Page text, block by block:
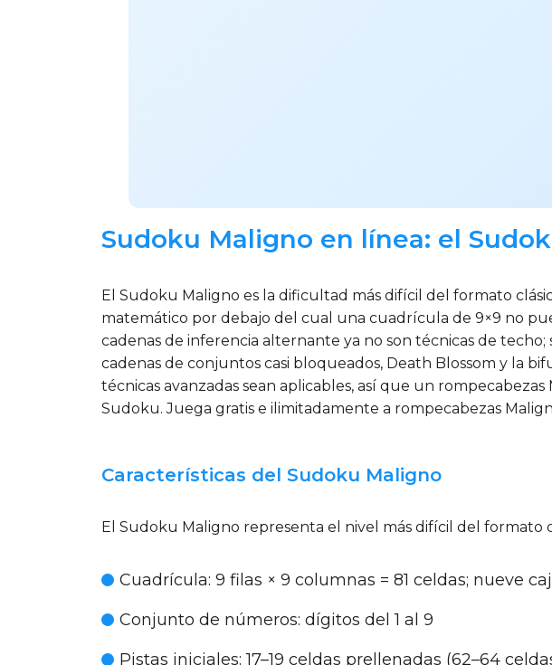
Sudoku Maligno en línea: el
El Sudoku Maligno es la dificultad más difícil del formato
matemático por debajo del cual una cuadrícula de 9×9 no
cadenas de inferencia alternante ya no son técnicas de
cadenas de conjuntos casi bloqueados, Death Blossom y la
técnicas avanzadas sean aplicables, así que un
Sudoku. Juega gratis e ilimitadamente a rompecabezas
Características del Sudoku Maligno
El Sudoku Maligno representa el nivel más difícil del
Cuadrícula: 9 filas × 9 columnas = 81 celdas; nueve
Conjunto de números: dígitos del 1 al 9
Pistas iniciales: 17–19 celdas prellenadas (62–64